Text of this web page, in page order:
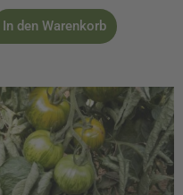
In den Warenkorb